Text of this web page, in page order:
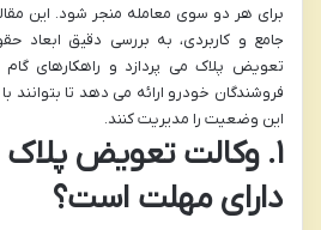
برای هر دو سوی معامله منجر شود. این
جامع و کاربردی، به بررسی دقیق ابعاد
تعویض پلاک می پردازد و راهکارهای گام
فروشندگان خودرو ارائه می دهد تا بتوانند
این وضعیت را مدیریت کنند.
۱. وکالت تعویض
دارای مهلت است؟